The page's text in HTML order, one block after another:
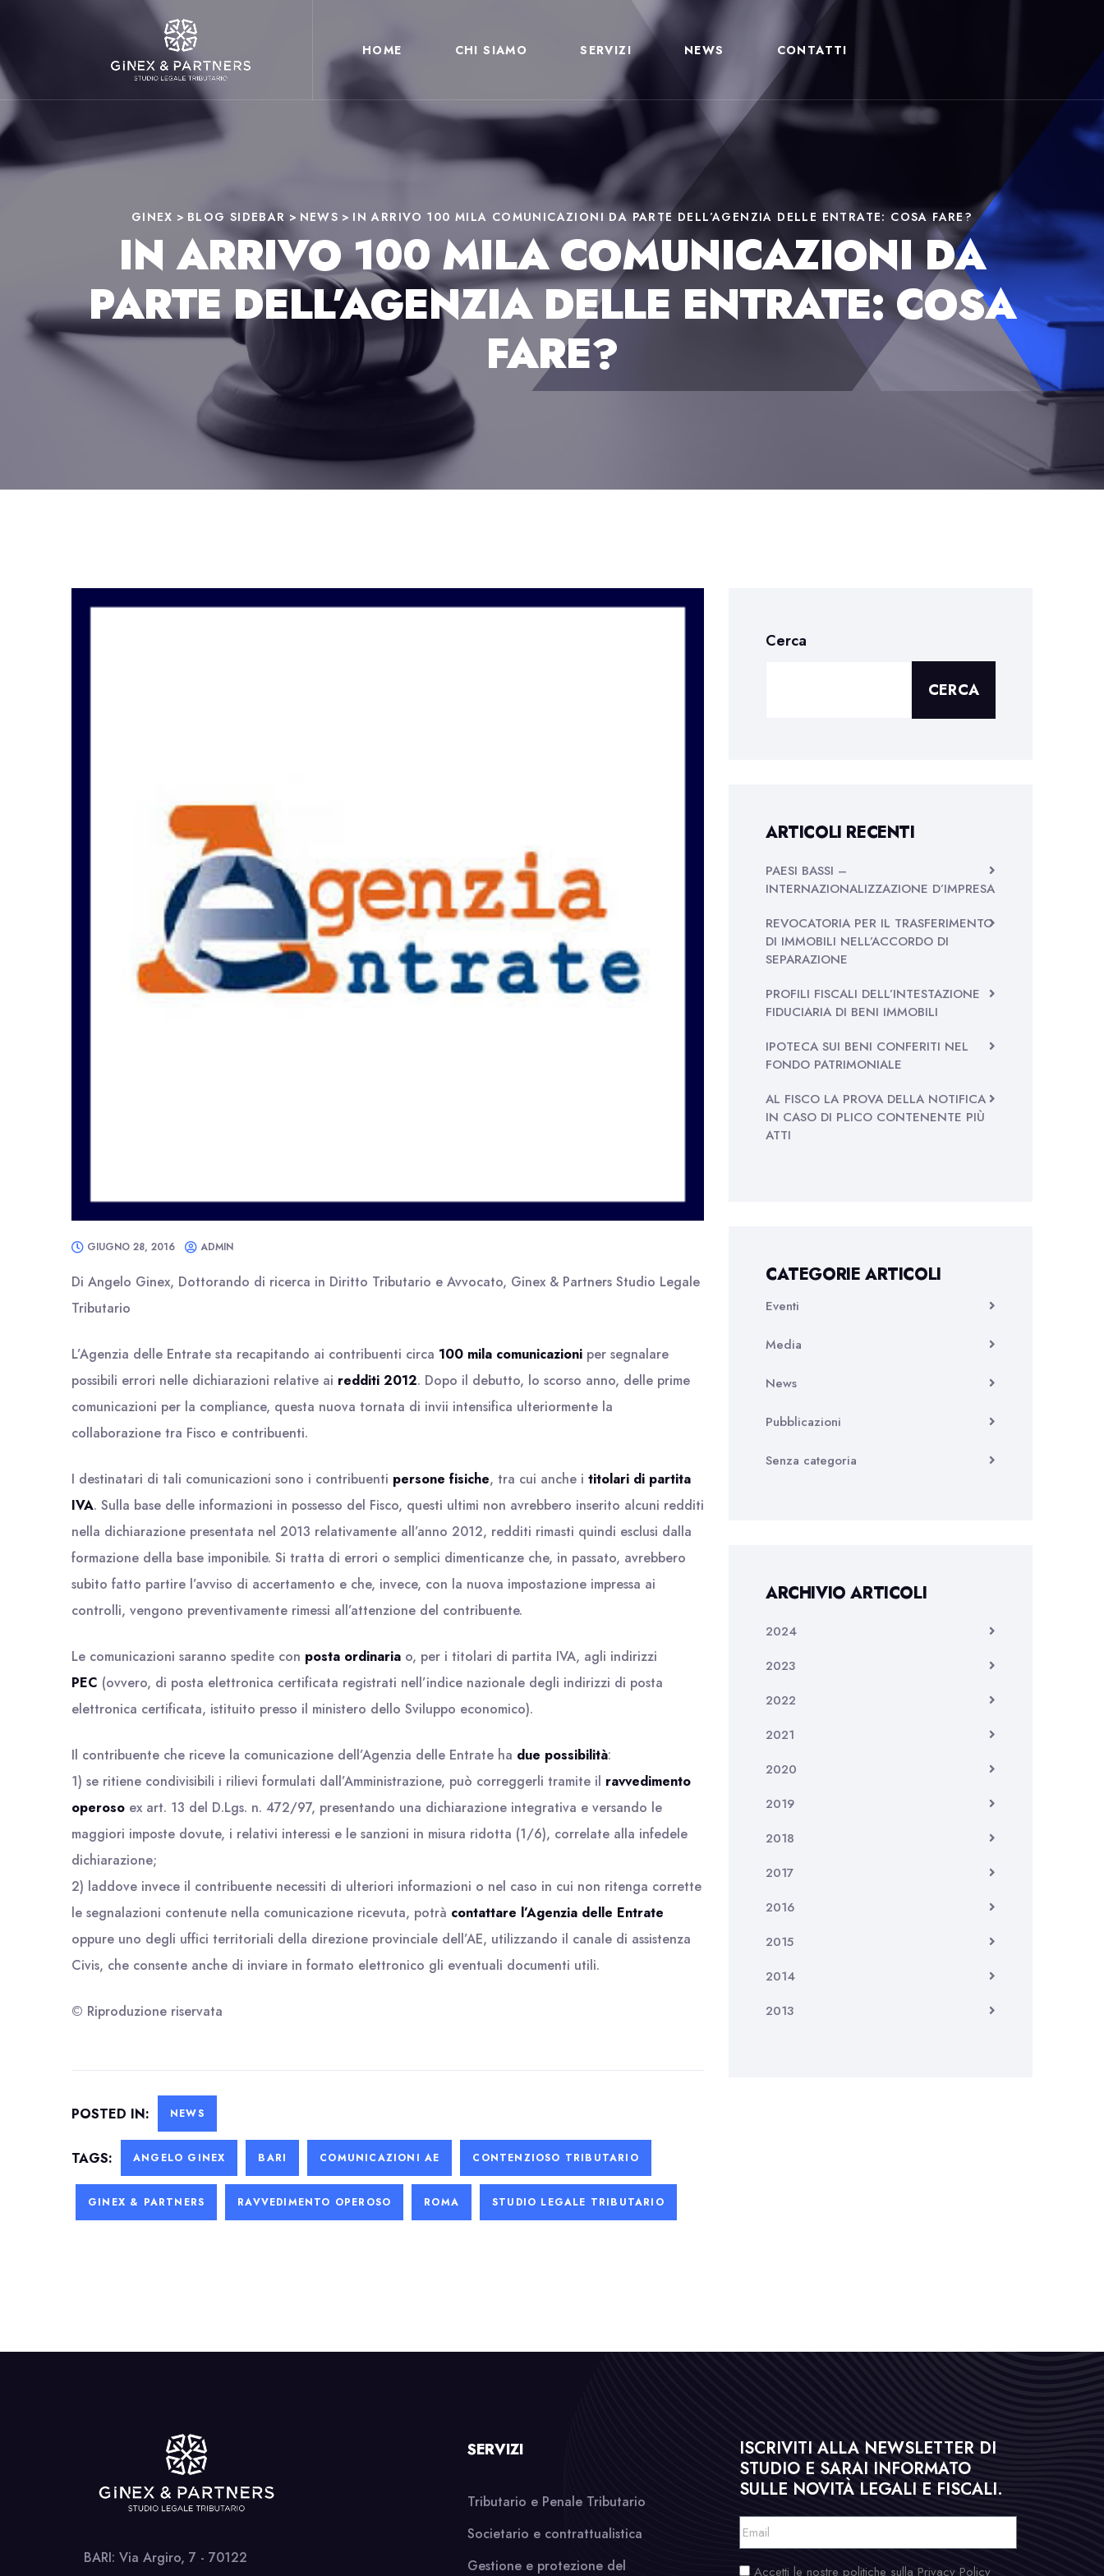
HOME CHI SIAMO SERVIZI NEWS CONTATTI
GINEX > BLOG SIDEBAR > NEWS > IN ARRIVO 100 MILA COMUNICAZIONI DA PARTE DELL’AGENZIA DELLE ENTRATE: COSA FARE?
IN ARRIVO 100 MILA COMUNICAZIONI DA
PARTE DELL’AGENZIA DELLE ENTRATE: COSA
FARE?
GIUGNO 28, 2016 ADMIN
Di Angelo Ginex, Dottorando di ricerca in Diritto Tributario e Avvocato, Ginex & Partners Studio Legale
Tributario
L’Agenzia delle Entrate sta recapitando ai contribuenti circa 100 mila comunicazioni per segnalare
possibili errori nelle dichiarazioni relative ai redditi 2012. Dopo il debutto, lo scorso anno, delle prime
comunicazioni per la compliance, questa nuova tornata di invii intensifica ulteriormente la
collaborazione tra Fisco e contribuenti.
I destinatari di tali comunicazioni sono i contribuenti persone fisiche, tra cui anche i titolari di partita
IVA. Sulla base delle informazioni in possesso del Fisco, questi ultimi non avrebbero inserito alcuni redditi
nella dichiarazione presentata nel 2013 relativamente all’anno 2012, redditi rimasti quindi esclusi dalla
formazione della base imponibile. Si tratta di errori o semplici dimenticanze che, in passato, avrebbero
subito fatto partire l’avviso di accertamento e che, invece, con la nuova impostazione impressa ai
controlli, vengono preventivamente rimessi all’attenzione del contribuente.
Le comunicazioni saranno spedite con posta ordinaria o, per i titolari di partita IVA, agli indirizzi
PEC (ovvero, di posta elettronica certificata registrati nell’indice nazionale degli indirizzi di posta
elettronica certificata, istituito presso il ministero dello Sviluppo economico).
Il contribuente che riceve la comunicazione dell’Agenzia delle Entrate ha due possibilità:
1) se ritiene condivisibili i rilievi formulati dall’Amministrazione, può correggerli tramite il ravvedimento
operoso ex art. 13 del D.Lgs. n. 472/97, presentando una dichiarazione integrativa e versando le
maggiori imposte dovute, i relativi interessi e le sanzioni in misura ridotta (1/6), correlate alla infedele
dichiarazione;
2) laddove invece il contribuente necessiti di ulteriori informazioni o nel caso in cui non ritenga corrette
le segnalazioni contenute nella comunicazione ricevuta, potrà contattare l’Agenzia delle Entrate
oppure uno degli uffici territoriali della direzione provinciale dell’AE, utilizzando il canale di assistenza
Civis, che consente anche di inviare in formato elettronico gli eventuali documenti utili.
© Riproduzione riservata
POSTED IN: NEWS
TAGS: ANGELO GINEX BARI COMUNICAZIONI AE CONTENZIOSO TRIBUTARIO
GINEX & PARTNERS RAVVEDIMENTO OPEROSO ROMA STUDIO LEGALE TRIBUTARIO
Cerca
CERCA
ARTICOLI RECENTI
PAESI BASSI –
INTERNAZIONALIZZAZIONE D’IMPRESA
REVOCATORIA PER IL TRASFERIMENTO
DI IMMOBILI NELL’ACCORDO DI
SEPARAZIONE
PROFILI FISCALI DELL’INTESTAZIONE
FIDUCIARIA DI BENI IMMOBILI
IPOTECA SUI BENI CONFERITI NEL
FONDO PATRIMONIALE
AL FISCO LA PROVA DELLA NOTIFICA
IN CASO DI PLICO CONTENENTE PIÙ
ATTI
CATEGORIE ARTICOLI
Eventi
Media
News
Pubblicazioni
Senza categoria
ARCHIVIO ARTICOLI
2024
2023
2022
2021
2020
2019
2018
2017
2016
2015
2014
2013
BARI: Via Argiro, 7 - 70122
SERVIZI
Tributario e Penale Tributario
Societario e contrattualistica
Gestione e protezione del
ISCRIVITI ALLA NEWSLETTER DI
STUDIO E SARAI INFORMATO
SULLE NOVITÀ LEGALI E FISCALI.
Accetti le nostre politiche sulla Privacy Policy